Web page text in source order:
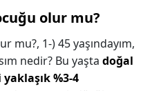
olur mu?
mu?, 1-) 45 yaşındayım,
nedir? Bu yaşta doğal
%3-4